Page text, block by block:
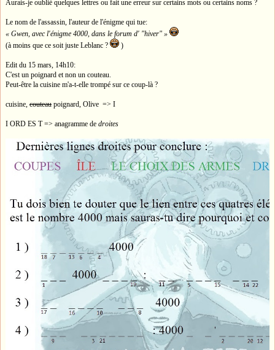
Aurais-je oublié quelques lettres ou fait une erreur sur certains mots ou certains noms ?
Le nom de l'assassin, l'auteur de l'énigme qui tue:
« Gwen, avec l'énigme 4000, dans le forum d' "hiver" »
(à moins que ce soit juste Leblanc ?
)
Edit du 15 mars, 14h10:
C'est un poignard et non un couteau.
Peut-être la cuisine m'a-t-elle trompé sur ce coup-là ?
cuisine, couteau poignard, Olive => I
I ORD ES T => anagramme de droites